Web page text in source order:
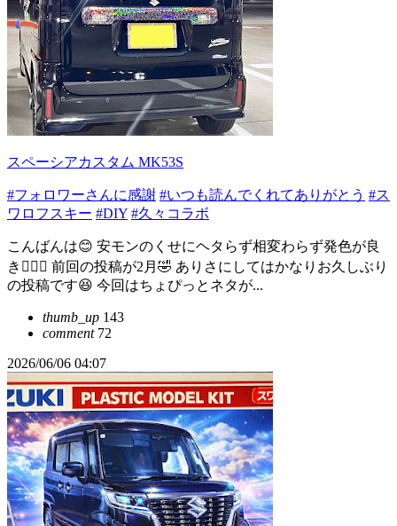
スペーシアカスタム MK53S
#フォロワーさんに感謝 #いつも読んでくれてありがとう #ス
ワロフスキー #DIY #久々コラボ
こんばんは😊 安モンのくせにヘタらず相変わらず発色が良
き🙆‍♀️✨ 前回の投稿が2月🤣 ありさにしてはかなりお久しぶり
の投稿です😆 今回はちょぴっとネタが...
thumb_up 143
comment72
2026/06/06 04:07